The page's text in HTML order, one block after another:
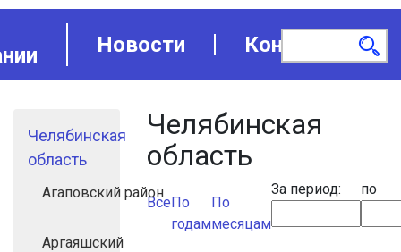
Новости Контакты
Челябинская
область
Агаповский район
Аргаяшский
Челябинская
область
ВсеПо
годам
По
месяцам
За период: по